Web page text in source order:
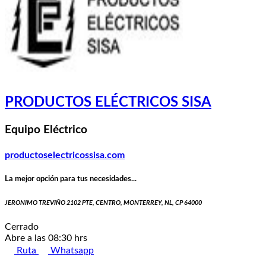
PRODUCTOS ELÉCTRICOS SISA
Equipo Eléctrico
productoselectricossisa.com
La mejor opción para tus necesidades...
JERONIMO TREVIÑO 2102 PTE, CENTRO, MONTERREY, NL, CP 64000
Cerrado
Abre a las 08:30 hrs
Ruta
Whatsapp